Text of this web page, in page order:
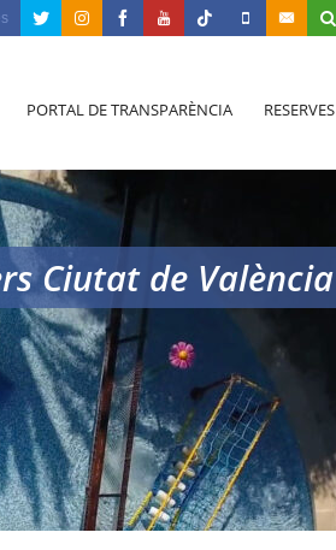
PORTAL DE TRANSPARÈNCIA RESERVES
Ciutat de València